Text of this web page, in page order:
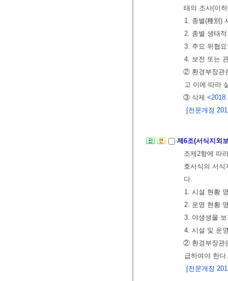
태의 조사(이
1. 종별(種別)
2. 종별 생태
3. 주요 위협
4. 보전 또는
② 환경부장관
고 이에 따라
③ 삭제
[전문개정
제6조(서식지외
조제2항에 따
호서식의 서
다.
1. 시설 현황
2. 운영 현황
3. 야생생물
4. 시설 및 운
② 환경부장관
급하여야 한다.
[전문개정